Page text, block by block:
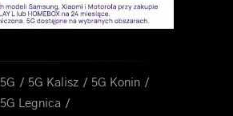
5G 5G Kalisz
5G Konin
5G Legnica